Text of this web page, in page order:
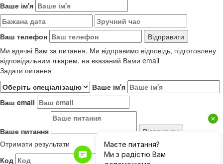
Ваше ім'я
Ваш телефон
Ми вдячні Вам за питання. Ми відправимо відповідь, підготовлену
відповідальним лікарем, на вказаний Вами email
Задати питання
Ваше ім'я
Ваш email
Ваше питання
Отримати результати
Код
Результати до 01.06.2019